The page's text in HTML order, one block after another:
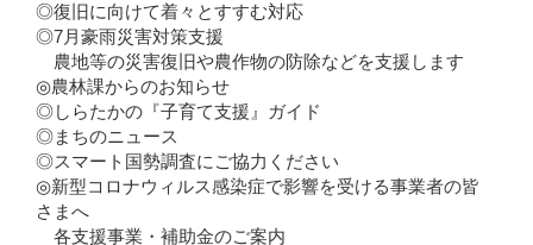
◎復旧に向けて着々とすすむ対応
◎7月豪雨災害対策支援
農地等の災害復旧や農作物の防除などを支援します
◎農林課からのお知らせ
◎しらたかの『子育て支援』ガイド
◎まちのニュース
◎スマート国勢調査にご協力ください
◎新型コロナウィルス感染症で影響を受ける事業者の皆
さまへ
各支援事業・補助金のご案内